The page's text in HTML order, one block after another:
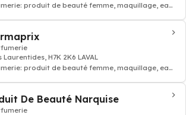
produit de beauté femme, maquillage, eau
Laurentides, H7K 2K6 LAVAL
produit de beauté femme, maquillage, eau
De Beauté Narquise